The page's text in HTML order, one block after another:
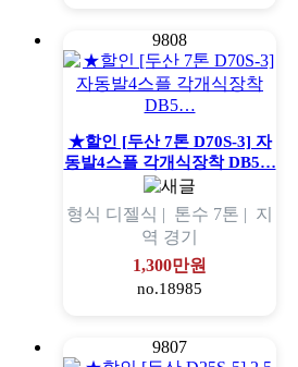
9808
★할인 [두산 7톤 D70S-3] 자
동발4스플 각개식장착 DB5…
형식 디젤식 | 톤수 7톤 | 지
역 경기
1,300만원
no.18985
9807